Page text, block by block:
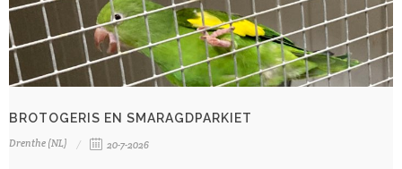
BROTOGERIS EN SMARAGDPARKIET
Drenthe (NL) 20-7-2026